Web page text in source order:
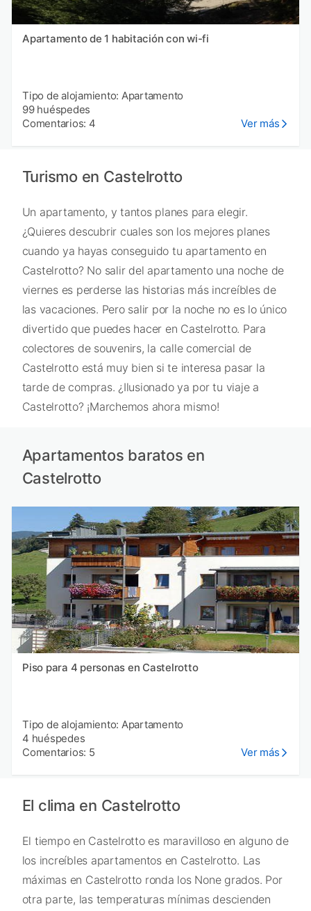
Apartamento de 1 habitación con wi-fi
Tipo de alojamiento: Apartamento
99 huéspedes
Comentarios: 4
Ver más
Turismo en Castelrotto
Un apartamento, y tantos planes para elegir.
¿Quieres descubrir cuales son los mejores planes
cuando ya hayas conseguido tu apartamento en
Castelrotto? No salir del apartamento una noche de
viernes es perderse las historias más increíbles de
las vacaciones. Pero salir por la noche no es lo único
divertido que puedes hacer en Castelrotto. Para
colectores de souvenirs, la calle comercial de
Castelrotto está muy bien si te interesa pasar la
tarde de compras. ¿Ilusionado ya por tu viaje a
Castelrotto? ¡Marchemos ahora mismo!
Apartamentos baratos en
Castelrotto
Piso para 4 personas en Castelrotto
Tipo de alojamiento: Apartamento
4 huéspedes
Comentarios: 5
Ver más
El clima en Castelrotto
El tiempo en Castelrotto es maravilloso en alguno de
los increíbles apartamentos en Castelrotto. Las
máximas en Castelrotto ronda los None grados. Por
otra parte, las temperaturas mínimas descienden